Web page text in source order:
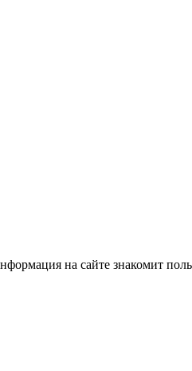
на сайте знакомит